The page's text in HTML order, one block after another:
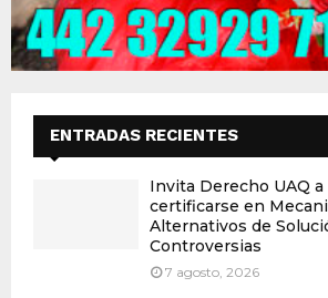
ENTRADAS RECIENTES
Invita Derecho UAQ
certificarse en
Alternativos de
Controversias
7 agosto, 2026